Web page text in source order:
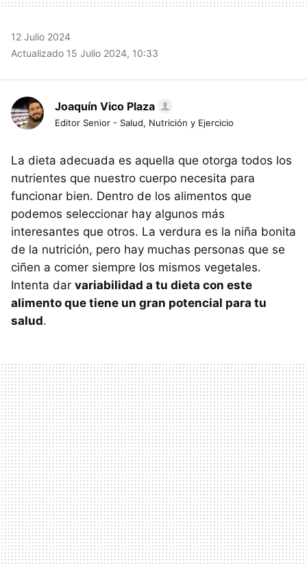
12 Julio 2024
Actualizado 15 Julio 2024, 10:33
Joaquín Vico Plaza
Editor Senior - Salud, Nutrición y Ejercicio
La dieta adecuada es aquella que otorga todos los
nutrientes que nuestro cuerpo necesita para
funcionar bien. Dentro de los alimentos que
podemos seleccionar hay algunos más
interesantes que otros. La verdura es la niña bonita
de la nutrición, pero hay muchas personas que se
ciñen a comer siempre los mismos vegetales.
Intenta dar variabilidad a tu dieta con este
alimento que tiene un gran potencial para tu
salud.